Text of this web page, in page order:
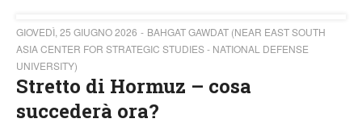
GIOVEDÌ, 25 GIUGNO 2026
BAHGAT GAWDAT (NEAR EAST SOUTH
ASIA CENTER FOR STRATEGIC STUDIES - NATIONAL DEFENSE
UNIVERSITY)
Stretto di Hormuz – cosa
succederà ora?